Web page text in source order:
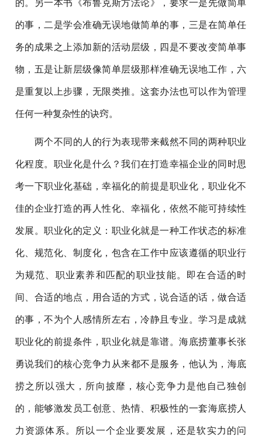
的。另一本书《布鲁克斯方法论》，要求一是先做简单
的事，二是学会准确无误地做简单的事，三是在简单任
务的成果之上添加新的活动层级，四是不要改变简单事
物，五是让新层级像简单层级那样准确无误地工作，六
是重复以上步骤，无限类推。这套办法也可以作为管理
任何一种复杂性的诀窍。
两个不同的人的行为表现带来截然不同的两种职业
化程度。职业化是什么？我们在打造幸福企业的同时思
考一下职业化基础，幸福化的前提是职业化，职业化不
佳的企业打造的再人性化、幸福化，依然不能可持续性
发展。职业化的定义：职业化就是一种工作状态的标准
化、规范化、制度化，包含在工作中应该遵循的职业行
为规范、职业素养和匹配的职业技能。即在合适的时
间、合适的地点，用合适的方式，说合适的话，做合适
的事，不为个人感情所左右，冷静且专业。学习是成就
职业化的前提条件，职业化就是靠谱。海底捞董事长张
勇说我们的核心竞争力从来都不是服务，他认为，海底
捞之所以强大，所向披靡，核心竞争力是他自己独创
的，能够激发员工创意、热情、积极性的一套海底捞人
力资源体系。所以一个企业要发展，还是软实力的问